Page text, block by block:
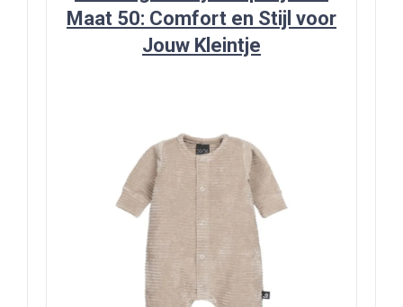
Maat 50: Comfort en Stijl voor
Jouw Kleintje